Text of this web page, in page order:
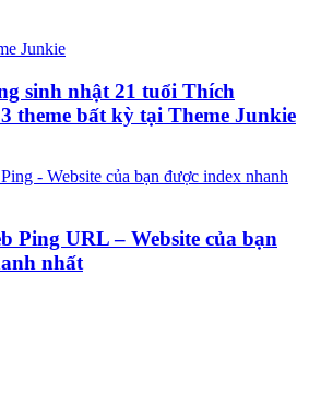
sinh nhật 21 tuổi Thích
theme bất kỳ tại Theme Junkie
Ping URL – Website của bạn
nhất